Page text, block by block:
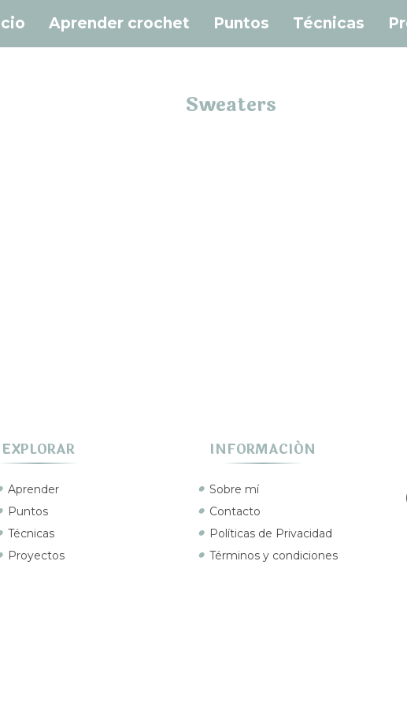
Aprender crochet Puntos Técnicas
Sweaters
EXPLORAR
Aprender
Puntos
Técnicas
Proyectos
INFORMACIÓN
Sobre mí
Contacto
Políticas de Privacidad
Términos y condiciones